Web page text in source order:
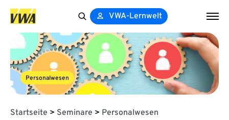
for:
VWA-Lernwelt
Personalwesen
Startseite > Seminare > Personalwesen